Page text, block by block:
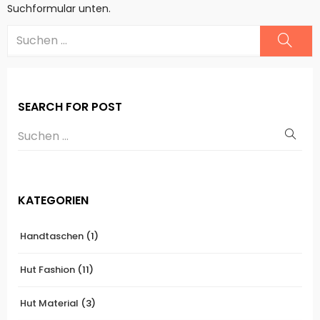
Suchformular unten.
SEARCH FOR POST
KATEGORIEN
Handtaschen (1)
Hut Fashion (11)
Hut Material (3)